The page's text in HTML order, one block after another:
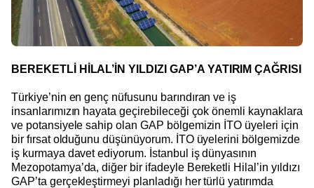
BEREKETLİ HİLAL’İN YILDIZI GAP’A YATIRIM ÇAĞRISI
Türkiye’nin en genç nüfusunu barındıran ve iş
insanlarımızın hayata geçirebileceği çok önemli kaynaklara
ve potansiyele sahip olan GAP bölgemizin İTO üyeleri için
bir fırsat olduğunu düşünüyorum. İTO üyelerini bölgemizde
iş kurmaya davet ediyorum. İstanbul iş dünyasının
Mezopotamya’da, diğer bir ifadeyle Bereketli Hilal’in yıldızı
GAP’ta gerçekleştirmeyi planladığı her türlü yatırımda